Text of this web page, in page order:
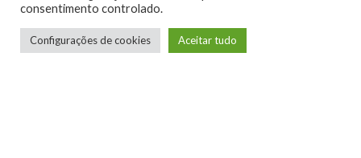
consentimento controlado.
Configurações de cookies Aceitar tudo